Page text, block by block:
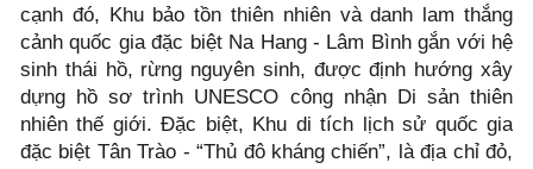
cạnh đó, Khu bảo tồn thiên nhiên và danh lam thắng
cảnh quốc gia đặc biệt Na Hang - Lâm Bình gắn với hệ
sinh thái hồ, rừng nguyên sinh, được định hướng xây
dựng hồ sơ trình UNESCO công nhận Di sản thiên
nhiên thế giới. Đặc biệt, Khu di tích lịch sử quốc gia
đặc biệt Tân Trào - “Thủ đô kháng chiến”, là địa chỉ đỏ,